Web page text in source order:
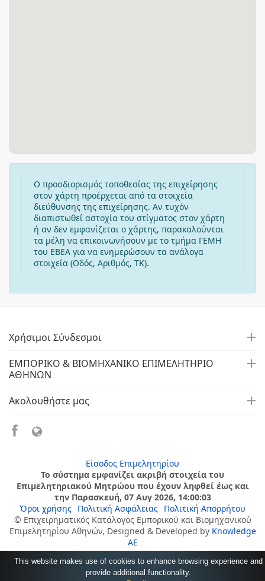
Ο προσδιορισμός τοποθεσίας της επιχείρησης
στον χάρτη προέρχεται από τα στοιχεία
διεύθυνσης της επιχείρησης. Αν τυχόν
διαπιστωθεί αστοχία του στίγματος στον χάρτη
ή αν δεν εμφανίζεται ο χάρτης, παρακαλούνται
τα μέλη να επικοινωνήσουν με το τμήμα ΓΕΜΗ
του ΕΒΕΑ για να ενημερώσουν τα ανάλογα
στοιχεία (Οδός, Αριθμός, ΤΚ).
Χρήσιμοι Σύνδεσμοι
ΕΜΠΟΡΙΚΟ & ΒΙΟΜΗΧΑΝΙΚΟ ΕΠΙΜΕΛΗΤΗΡΙΟ
ΑΘΗΝΩΝ
Ακολουθήστε μας
Είσοδος Επιμελητηρίου
Το σύστημα εμφανίζει ακριβή στοιχεία του
Επιμελητηριακού Μητρώου που έχουν ληφθεί έως και
την Παρασκευή, 07 Αυγ 2026, 14:00:03
Όροι χρήσης
Πολιτική Ασφάλειας
Πολιτική Απορρήτου
© Επιχειρηματικός Κατάλογος Εμπορικού και Βιομηχανικού
Επιμελητηρίου Αθηνών, Designed & Developed by Knowledge
AE
This website makes use of cookies to enhance browsing experience and
provide additional functionality.